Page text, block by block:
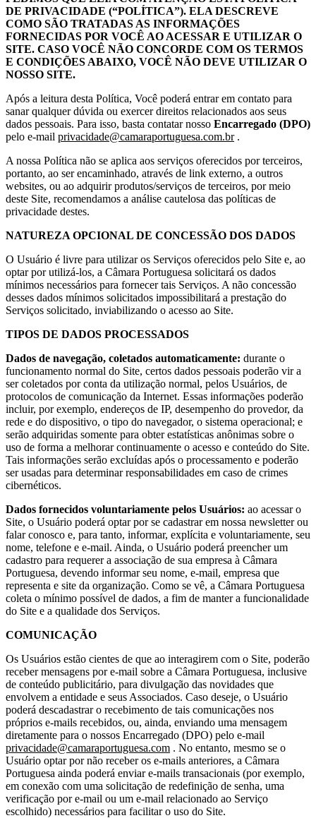
DE PRIVACIDADE (“POLÍTICA”). ELA DESCREVE
COMO SÃO TRATADAS AS INFORMAÇÕES
FORNECIDAS POR VOCÊ AO ACESSAR E UTILIZAR O
SITE. CASO VOCÊ NÃO CONCORDE COM OS TERMOS
E CONDIÇÕES ABAIXO, VOCÊ NÃO DEVE UTILIZAR O
NOSSO SITE.
Após a leitura desta Política, Você poderá entrar em contato para
sanar qualquer dúvida ou exercer direitos relacionados aos seus
dados pessoais. Para isso, basta contatar nosso Encarregado (DPO)
pelo e-mail privacidade@camaraportuguesa.com.br.
A nossa Política não se aplica aos serviços oferecidos por terceiros,
portanto, ao ser encaminhado, através de link externo, a outros
websites, ou ao adquirir produtos/serviços de terceiros, por meio
deste Site, recomendamos a análise cautelosa das políticas de
privacidade destes.
NATUREZA OPCIONAL DE CONCESSÃO DOS DADOS
O Usuário é livre para utilizar os Serviços oferecidos pelo Site e, ao
optar por utilizá-los, a Câmara Portuguesa solicitará os dados
mínimos necessários para fornecer tais Serviços. A não concessão
desses dados mínimos solicitados impossibilitará a prestação do
Serviços solicitado, inviabilizando o acesso ao Site.
TIPOS DE DADOS PROCESSADOS
Dados de navegação, coletados automaticamente: durante o
funcionamento normal do Site, certos dados pessoais poderão vir a
ser coletados por conta da utilização normal, pelos Usuários, de
protocolos de comunicação da Internet. Essas informações poderão
incluir, por exemplo, endereços de IP, desempenho do provedor, da
rede e do dispositivo, o tipo do navegador, o sistema operacional; e
serão adquiridas somente para obter estatísticas anônimas sobre o
uso de forma a melhorar continuamente o acesso e conteúdo do Site.
Tais informações serão excluídas após o processamento e poderão
ser usadas para determinar responsabilidades em caso de crimes
cibernéticos.
Dados fornecidos voluntariamente pelos Usuários: ao acessar o
Site, o Usuário poderá optar por se cadastrar em nossa newsletter ou
falar conosco e, para tanto, informar, explícita e voluntariamente, seu
nome, telefone e e-mail. Ainda, o Usuário poderá preencher um
cadastro para requerer a associação de sua empresa à Câmara
Portuguesa, devendo informar seu nome, e-mail, empresa que
representa e site da organização. Como se vê, a Câmara Portuguesa
coleta o mínimo possível de dados, a fim de manter a funcionalidade
do Site e a qualidade dos Serviços.
COMUNICAÇÃO
Os Usuários estão cientes de que ao interagirem com o Site, poderão
receber mensagens por e-mail sobre a Câmara Portuguesa, inclusive
de conteúdo publicitário, para divulgação das novidades que
envolvem a entidade e seus Associados. Caso deseje, o Usuário
poderá descadastrar o recebimento de tais comunicações nos
próprios e-mails recebidos, ou, ainda, enviando uma mensagem
diretamente para o nossos Encarregado (DPO) pelo e-mail
privacidade@camaraportuguesa.com . No entanto, mesmo se o
Usuário optar por não receber os e-mails anteriores, a Câmara
Portuguesa ainda poderá enviar e-mails transacionais (por exemplo,
em conexão com uma solicitação de redefinição de senha, uma
verificação por e-mail ou um e-mail relacionado ao Serviço
escolhido) necessários para facilitar o uso do Site.